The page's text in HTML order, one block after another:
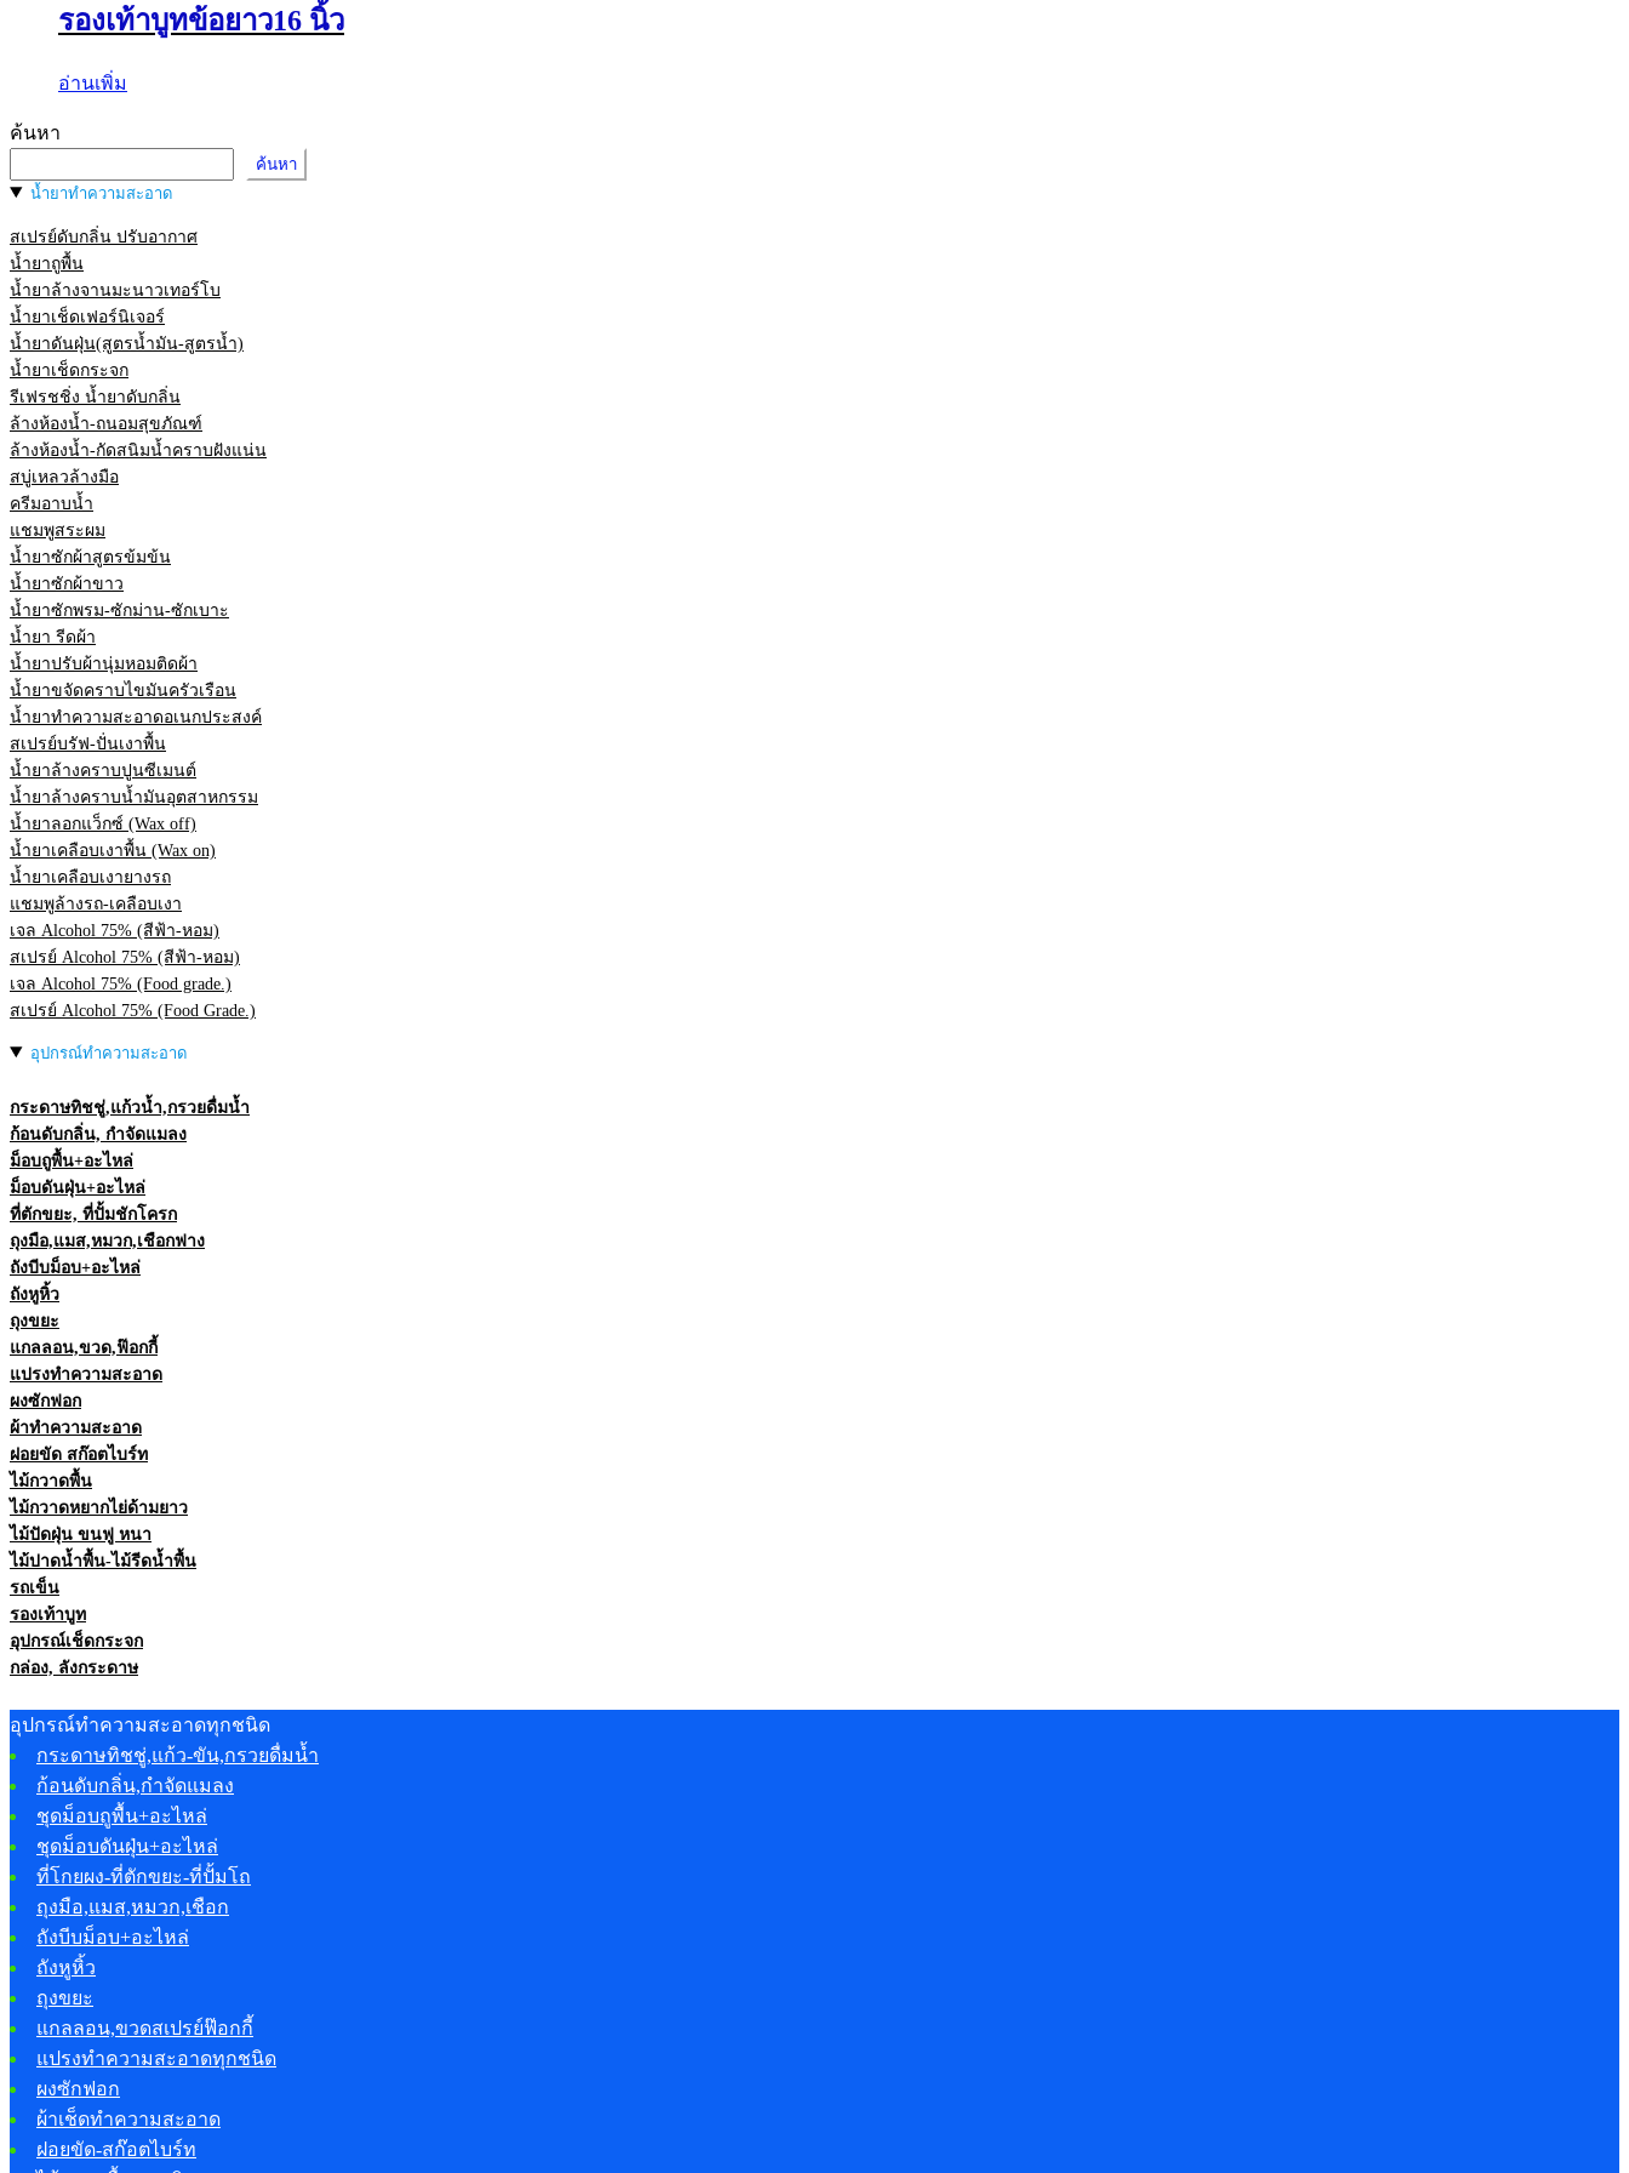
รองเท้าบูทข้อยาว16 นิ้ว
อ่านเพิ่ม
ค้นหา
ค้นหา
น้ำยาทำความสะอาด
สเปรย์ดับกลิ่น ปรับอากาศ
น้ำยาถูพื้น
น้ำยาล้างจานมะนาวเทอร์โบ
น้ำยาเช็ดเฟอร์นิเจอร์
น้ำยาดันฝุ่น(สูตรน้ำมัน-สูตรน้ำ)
น้ำยาเช็ดกระจก
รีเฟรชชิ่ง น้ำยาดับกลิ่น
ล้างห้องน้ำ-ถนอมสุขภัณฑ์
ล้างห้องน้ำ-กัดสนิมน้ำคราบฝังแน่น
สบู่เหลวล้างมือ
ครีมอาบน้ำ
แชมพูสระผม
น้ำยาซักผ้าสูตรข้มข้น
น้ำยาซักผ้าขาว
น้ำยาซักพรม-ซักม่าน-ซักเบาะ
น้ำยา รีดผ้า
น้ำยาปรับผ้านุ่มหอมติดผ้า
น้ำยาขจัดคราบไขมันครัวเรือน
น้ำยาทำความสะอาดอเนกประสงค์
สเปรย์บรัฟ-ปั่นเงาพื้น
น้ำยาล้างคราบปูนซีเมนต์
น้ำยาล้างคราบน้ำมันอุตสาหกรรม
น้ำยาลอกแว็กซ์ (Wax off)
น้ำยาเคลือบเงาพื้น (Wax on)
น้ำยาเคลือบเงายางรถ
แชมพูล้างรถ-เคลือบเงา
เจล Alcohol 75% (สีฟ้า-หอม)
สเปรย์ Alcohol 75% (สีฟ้า-หอม)
เจล Alcohol 75% (Food grade.)
สเปรย์ Alcohol 75% (Food Grade.)
อุปกรณ์ทำความสะอาด
กระดาษทิชชู่,แก้วน้ำ,กรวยดื่มน้ำ
ก้อนดับกลิ่น, กำจัดแมลง
ม็อบถูพื้น+อะไหล่
ม็อบดันฝุ่น+อะไหล่
ที่ตักขยะ, ที่ปั้มชักโครก
ถุงมือ,แมส,หมวก,เชือกฟาง
ถังบีบม็อบ+อะไหล่
ถังหูหิ้ว
ถุงขยะ
แกลลอน,ขวด,ฟ๊อกกี้
แปรงทำความสะอาด
ผงซักฟอก
ผ้าทำความสะอาด
ฝอยขัด สก๊อตไบร์ท
ไม้กวาดพื้น
ไม้กวาดหยากไย่ด้ามยาว
ไม้ปัดฝุ่น ขนฟู หนา
ไม้ปาดน้ำพื้น-ไม้รีดน้ำพื้น
รถเข็น
รองเท้าบูท
อุปกรณ์เช็ดกระจก
กล่อง, ลังกระดาษ
อุปกรณ์ทำความสะอาดทุกชนิด
กระดาษทิชชู่,แก้ว-ขัน,กรวยดื่มน้ำ
ก้อนดับกลิ่น,กำจัดแมลง
ชุดม็อบถูพื้น+อะไหล่
ชุดม็อบดันฝุ่น+อะไหล่
ที่โกยผง-ที่ตักขยะ-ที่ปั้มโถ
ถุงมือ,แมส,หมวก,เชือก
ถังบีบม็อบ+อะไหล่
ถังหูหิ้ว
ถุงขยะ
แกลลอน,ขวดสเปรย์ฟ๊อกกี้
แปรงทำความสะอาดทุกชนิด
ผงซักฟอก
ผ้าเช็ดทำความสะอาด
ฝอยขัด-สก๊อตไบร์ท